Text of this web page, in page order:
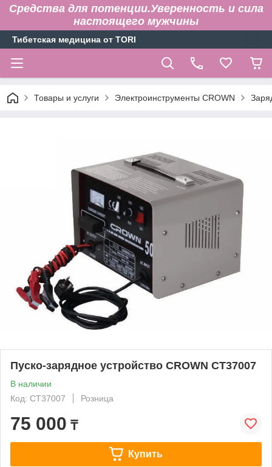
Средства для потенции.Уверенность и сила
настоящего мужчины
Тибетская медицина от TORI
Товары и услуги Электроинструменты CROWN
Пуско-зарядное устройство CROWN СТ37007
В наличии
Код: СТ37007
Розница
75 000 ₸
Купить